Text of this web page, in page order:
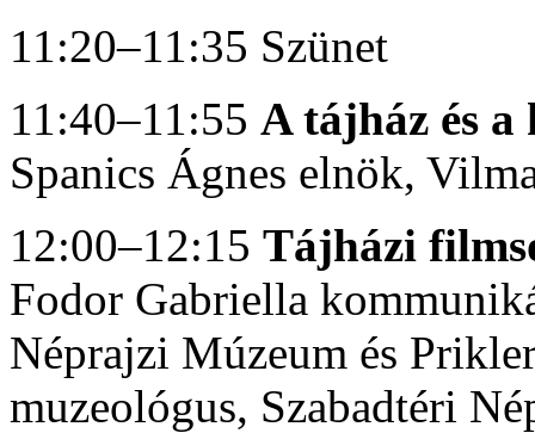
11:20–11:35 Szünet
11:40–11:55 A tájház és a
Spanics Ágnes elnök,
12:00–12:15 Tájházi
Fodor Gabriella
Néprajzi Múzeum és
muzeológus, Szabadtéri